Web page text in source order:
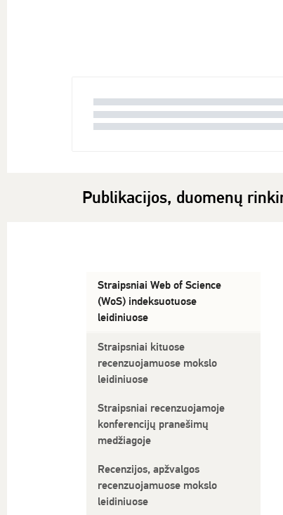
Publikacijos, duomenų
Straipsniai Web of Science
(WoS) indeksuotuose
leidiniuose
Straipsniai kituose
recenzuojamuose mokslo
leidiniuose
Straipsniai recenzuojamoje
konferencijų pranešimų
medžiagoje
Recenzijos, apžvalgos
recenzuojamuose mokslo
leidiniuose